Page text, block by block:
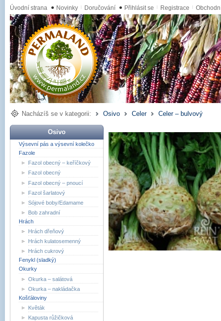
Úvodní strana ● Novinky Doručování ● Přihlásit se Registrace
Nacházíš se v kategorii: Osivo Celer Celer – bulvový
Osivo
Výsevní pás a výsevní kolečko
Fazole
Fazol obecný – keříčkový
Fazol obecný
Fazol obecný – pnoucí
Fazol šarlatový
Sójové boby/Edamame
Bob zahradní
Hrách
Hrách dřeňový
Hrách kulatosemenný
Hrách cukrový
Fenykl (sladký)
Okurky
Okurka – salátová
Okurka – nakládačka
Košťáloviny
Květák
Kapusta růžičková